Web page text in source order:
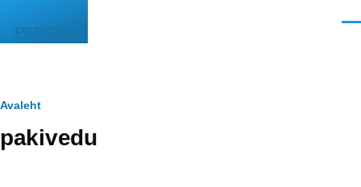
PEEGEL
Leivapuru
Avaleht
pakivedu